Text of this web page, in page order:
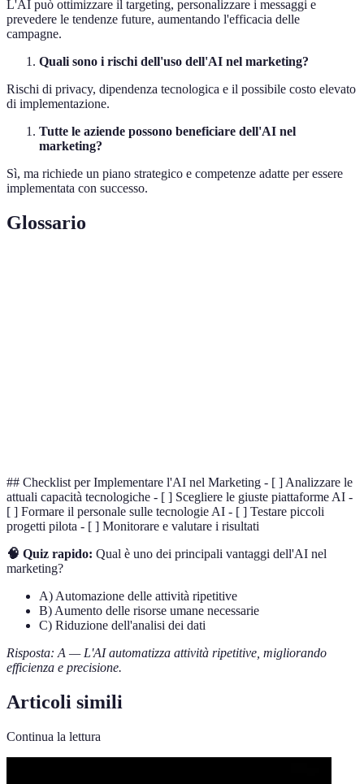
L'AI può ottimizzare il targeting, personalizzare i messaggi e
prevedere le tendenze future, aumentando l'efficacia delle
campagne.
Quali sono i rischi dell'uso dell'AI nel marketing?
Rischi di privacy, dipendenza tecnologica e il possibile costo elevato
di implementazione.
Tutte le aziende possono beneficiare dell'AI nel
marketing?
Sì, ma richiede un piano strategico e competenze adatte per essere
implementata con successo.
Glossario
## Checklist per Implementare l'AI nel Marketing - [ ] Analizzare le
attuali capacità tecnologiche - [ ] Scegliere le giuste piattaforme AI -
[ ] Formare il personale sulle tecnologie AI - [ ] Testare piccoli
progetti pilota - [ ] Monitorare e valutare i risultati
🧠 Quiz rapido: Qual è uno dei principali vantaggi dell'AI nel
marketing?
A) Automazione delle attività ripetitive
B) Aumento delle risorse umane necessarie
C) Riduzione dell'analisi dei dati
Risposta: A — L'AI automatizza attività ripetitive, migliorando
efficienza e precisione.
Articoli simili
Continua la lettura